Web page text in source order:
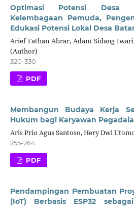
Optimasi Potensi Desa
Kelembagaan Pemuda,
Edukasi Potensi Lokal Desa
Arief Fathan Abrar, Adam Sidang
(Author)
320-330
PDF
Membangun Budaya Kerja
Hukum bagi Karyawan
Aris Prio Agus Santoso, Hery Dwi
255-264
PDF
Pendampingan Pembuatan
(IoT) Berbasis ESP32